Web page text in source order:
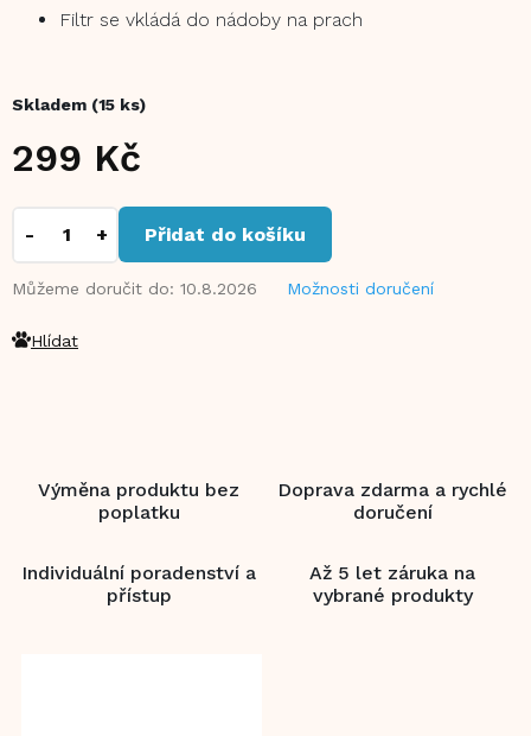
299 Kč
Skladem (15 ks)
Můžeme doručit do: 10.8.2026 Možnosti doručení
Přidat do košíku
Filtr se vkládá do nádoby na prach
Hlídat
Výměna produktu bez
poplatku
Doprava zdarma a rychlé
doručení
Individuální poradenství a
přístup
Až 5 let záruka na
vybrané produkty